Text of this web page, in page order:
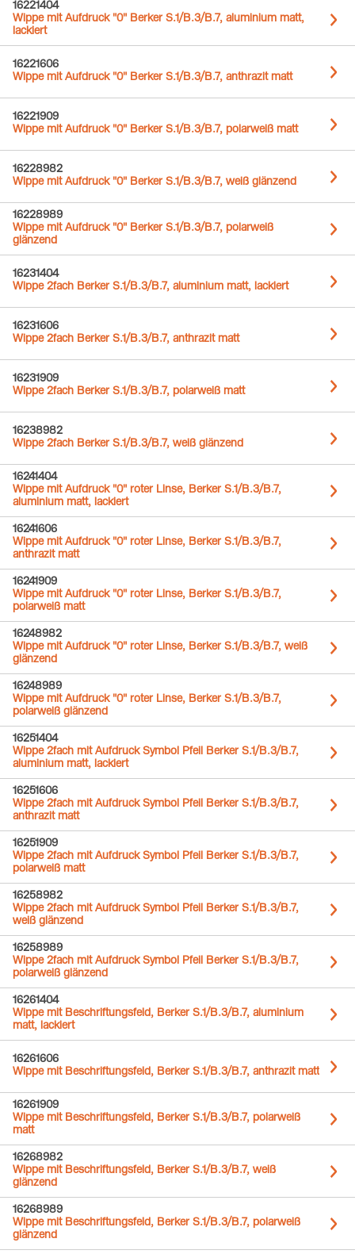
16221404
Wippe mit Aufdruck "0" Berker S.1/B.3/B.7, aluminium matt,
lackiert
16221606
Wippe mit Aufdruck "0" Berker S.1/B.3/B.7, anthrazit matt
16221909
Wippe mit Aufdruck "0" Berker S.1/B.3/B.7, polarweiß matt
16228982
Wippe mit Aufdruck "0" Berker S.1/B.3/B.7, weiß glänzend
16228989
Wippe mit Aufdruck "0" Berker S.1/B.3/B.7, polarweiß
glänzend
16231404
Wippe 2fach Berker S.1/B.3/B.7, aluminium matt, lackiert
16231606
Wippe 2fach Berker S.1/B.3/B.7, anthrazit matt
16231909
Wippe 2fach Berker S.1/B.3/B.7, polarweiß matt
16238982
Wippe 2fach Berker S.1/B.3/B.7, weiß glänzend
16241404
Wippe mit Aufdruck "0" roter Linse, Berker S.1/B.3/B.7,
aluminium matt, lackiert
16241606
Wippe mit Aufdruck "0" roter Linse, Berker S.1/B.3/B.7,
anthrazit matt
16241909
Wippe mit Aufdruck "0" roter Linse, Berker S.1/B.3/B.7,
polarweiß matt
16248982
Wippe mit Aufdruck "0" roter Linse, Berker S.1/B.3/B.7, weiß
glänzend
16248989
Wippe mit Aufdruck "0" roter Linse, Berker S.1/B.3/B.7,
polarweiß glänzend
16251404
Wippe 2fach mit Aufdruck Symbol Pfeil Berker S.1/B.3/B.7,
aluminium matt, lackiert
16251606
Wippe 2fach mit Aufdruck Symbol Pfeil Berker S.1/B.3/B.7,
anthrazit matt
16251909
Wippe 2fach mit Aufdruck Symbol Pfeil Berker S.1/B.3/B.7,
polarweiß matt
16258982
Wippe 2fach mit Aufdruck Symbol Pfeil Berker S.1/B.3/B.7,
weiß glänzend
16258989
Wippe 2fach mit Aufdruck Symbol Pfeil Berker S.1/B.3/B.7,
polarweiß glänzend
16261404
Wippe mit Beschriftungsfeld, Berker S.1/B.3/B.7, aluminium
matt, lackiert
16261606
Wippe mit Beschriftungsfeld, Berker S.1/B.3/B.7, anthrazit matt
16261909
Wippe mit Beschriftungsfeld, Berker S.1/B.3/B.7, polarweiß
matt
16268982
Wippe mit Beschriftungsfeld, Berker S.1/B.3/B.7, weiß
glänzend
16268989
Wippe mit Beschriftungsfeld, Berker S.1/B.3/B.7, polarweiß
glänzend